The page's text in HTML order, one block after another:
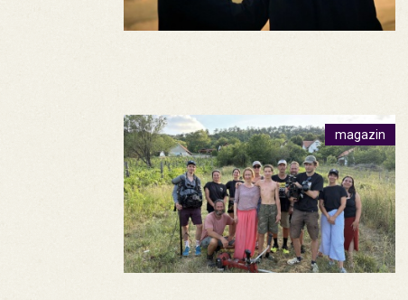
magazin